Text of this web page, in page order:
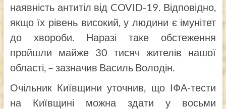
наявність антитіл від COVID-19. Відповідно,
якщо їх рівень високий, у людини є імунітет
до хвороби. Наразі таке обстеження
пройшли майже 30 тисяч жителів нашої
області, – зазначив Василь Володін.
Очільник Київщини уточнив, що ІФА-тести
на Київщині можна здати у восьми